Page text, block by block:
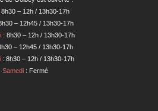
8h30 – 12h / 13h30-17h
– 12h45 / 13h30-17h
: 8h30 – 12h / 13h30-17h
– 12h45 / 13h30-17h
: 8h30 – 12h / 13h30-17h
Samedi: Fermé